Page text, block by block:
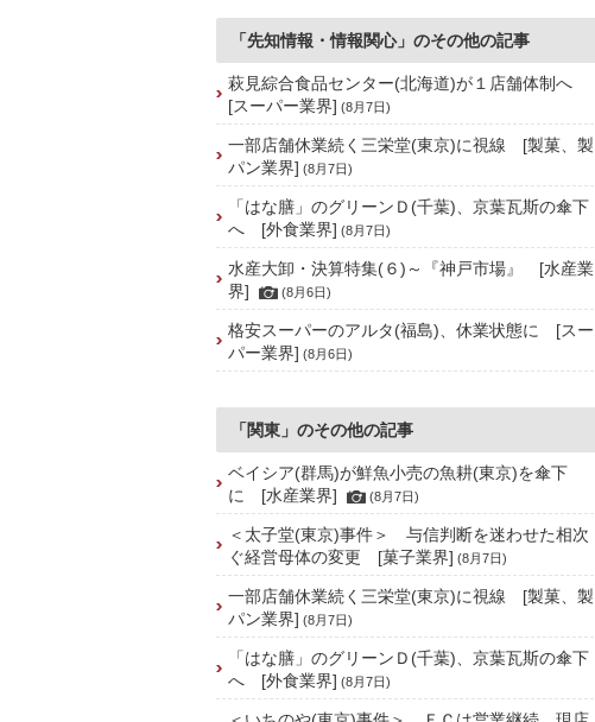
「先知情報・情報関心」のその他の記事
萩見綜合食品センター(北海道)が１店舗体制へ
[スーパー業界] (8月7日)
一部店舗休業続く三栄堂(東京)に視線 [製菓、製
パン業界] (8月7日)
「はな膳」のグリーンＤ(千葉)、京葉瓦斯の傘下
へ [外食業界] (8月7日)
水産大卸・決算特集(６)～『神戸市場』 [水産業
界]
(8月6日)
格安スーパーのアルタ(福島)、休業状態に [スー
パー業界] (8月6日)
「関東」のその他の記事
ベイシア(群馬)が鮮魚小売の魚耕(東京)を傘下
に [水産業界]
(8月7日)
＜太子堂(東京)事件＞ 与信判断を迷わせた相次
ぐ経営母体の変更 [菓子業界] (8月7日)
一部店舗休業続く三栄堂(東京)に視線 [製菓、製
パン業界] (8月7日)
「はな膳」のグリーンＤ(千葉)、京葉瓦斯の傘下
へ [外食業界] (8月7日)